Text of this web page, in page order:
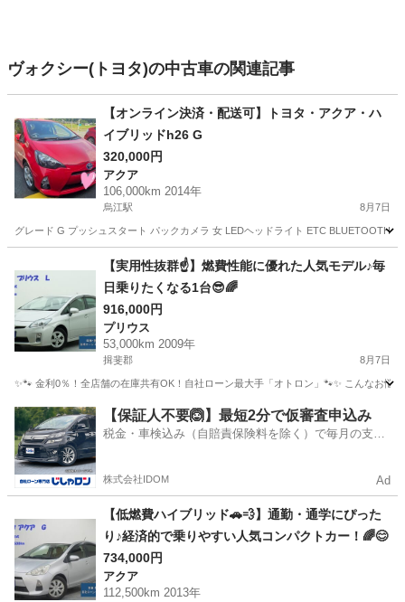
ヴォクシー(トヨタ)の中古車の関連記事
【オンライン決済・配送可】トヨタ・アクア・ハ
イブリッドh26 G
320,000円
アクア
106,000km 2014年
烏江駅 8月7日
グレード G プッシュスタート パックカメラ 女 LEDヘッドライト ETC BLUETOOTH
烏江駅 アクア BLUETOOTH
【実用性抜群☝️】燃費性能に優れた人気モデル♪毎
日乗りたくなる1台😎🌈
916,000円
プリウス
53,000km 2009年
揖斐郡 8月7日
✨🐾 金利0％！全店舗の在庫共有OK！自社ローン最大手「オトロン」🐾✨ こんなお
岐阜 揖斐郡 プリウス
【保証人不要🙆】最短2分で仮審査申込み
税金・車検込み（自賠責保険料を除く）で毎月の支払
株式会社IDOM Ad
【低燃費ハイブリッド🚗💨】通勤・通学にぴった
り♪経済的で乗りやすい人気コンパクトカー！🌈😊
734,000円
アクア
112,500km 2013年